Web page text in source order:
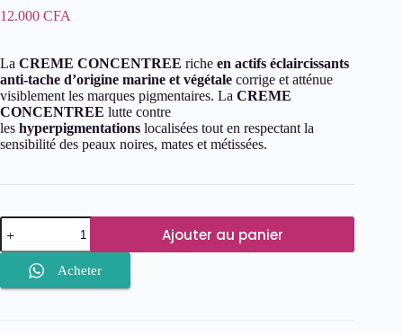
12.000 CFA
La CREME CONCENTREE riche en actifs éclaircissants
anti-tache d’origine marine et végétale corrige et atténue
visiblement les marques pigmentaires. La CREME
CONCENTREE lutte contre
les hyperpigmentations localisées tout en respectant la
sensibilité des peaux noires, mates et métissées.
quantité
de
CHATEAU
ROUGE
Crème
Ajouter au panier
Acheter